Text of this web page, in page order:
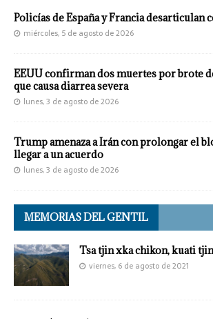
Policías de España y Francia desarticulan
miércoles, 5 de agosto de 2026
EEUU confirman dos muertes por brote
que causa diarrea severa
lunes, 3 de agosto de 2026
Trump amenaza a Irán con prolongar el
llegar a un acuerdo
lunes, 3 de agosto de 2026
MEMORIAS DEL GENTIL
Tsa tjin xka chikon, kuati
viernes, 6 de agosto de 2021